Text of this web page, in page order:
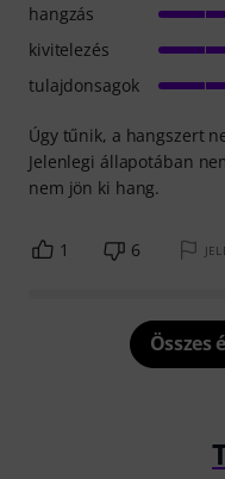
Úgy tűnik, a hangszert
Jelenlegi állapotában
nem jön ki hang.
hangzás
kivitelezés
tulajdonsagok
1 6
Összes